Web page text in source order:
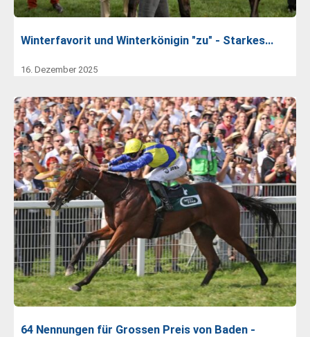
Winterfavorit und Winterkönigin "zu" - Starkes…
16. Dezember 2025
64 Nennungen für Grossen Preis von Baden -